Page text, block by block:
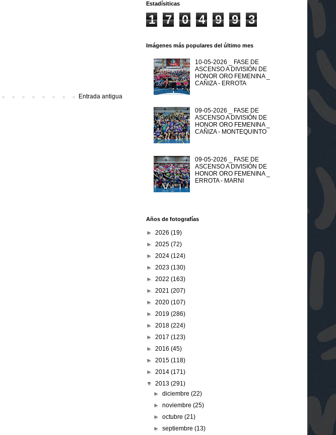
Entrada antigua
Estadísiticas
1 7 0 4 9 9 3
Imágenes más populares del último mes
10-05-2026 _ FASE DE
ASCENSO A DIVISIÓN DE
HONOR ORO FEMENINA _
CAÑIZA - ERROTA
09-05-2026 _ FASE DE
ASCENSO A DIVISIÓN DE
HONOR ORO FEMENINA _
CAÑIZA - MONTEQUINTO
09-05-2026 _ FASE DE
ASCENSO A DIVISIÓN DE
HONOR ORO FEMENINA _
ERROTA - MARNI
Años de fotografías
► 2026 (19)
► 2025 (72)
► 2024 (124)
► 2023 (130)
► 2022 (163)
► 2021 (207)
► 2020 (107)
► 2019 (286)
► 2018 (224)
► 2017 (123)
► 2016 (45)
► 2015 (118)
► 2014 (171)
▼ 2013 (291)
►diciembre(22)
►noviembre(25)
►octubre(21)
►septiembre(13)